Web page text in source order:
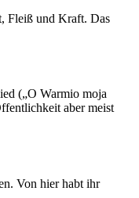
Fleiß und Kraft. Das
(„O Warmio moja
aber meist
Von hier habt ihr